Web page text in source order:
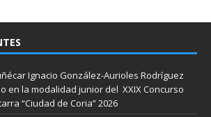
Ignacio González-Aurioles Rodríguez
en la modalidad junior del XXIX Concurso
“Ciudad de Coria” 2026